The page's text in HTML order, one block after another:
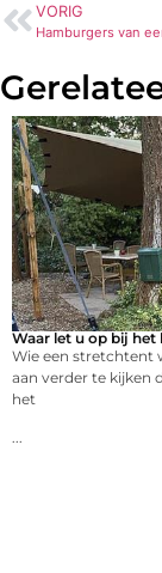
VORIG
Waar let u op bij
Wie een stretchtent
aan verder te kijken
het
...